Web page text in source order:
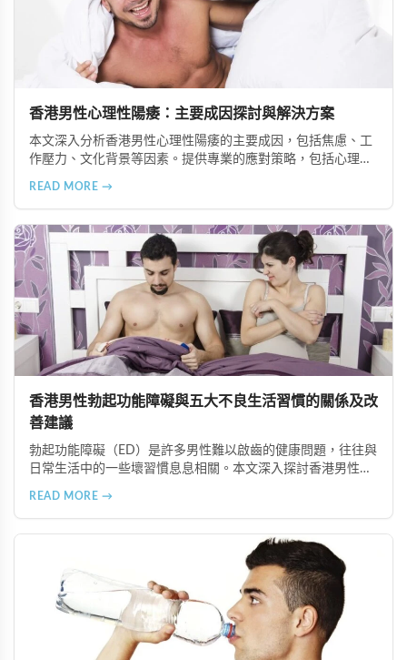
香港男性心理性陽痿：主要成因探討與解決方案
本文深入分析香港男性心理性陽痿的主要成因，包括焦慮、工
作壓力、文化背景等因素。提供專業的應對策略，包括心理輔
READ MORE →
香港男性勃起功能障礙與五大不良生活習慣的關係及改
善建議
勃起功能障礙（ED）是許多男性難以啟齒的健康問題，往往與
日常生活中的一些壞習慣息息相關。本文深入探討香港男性常
READ MORE →